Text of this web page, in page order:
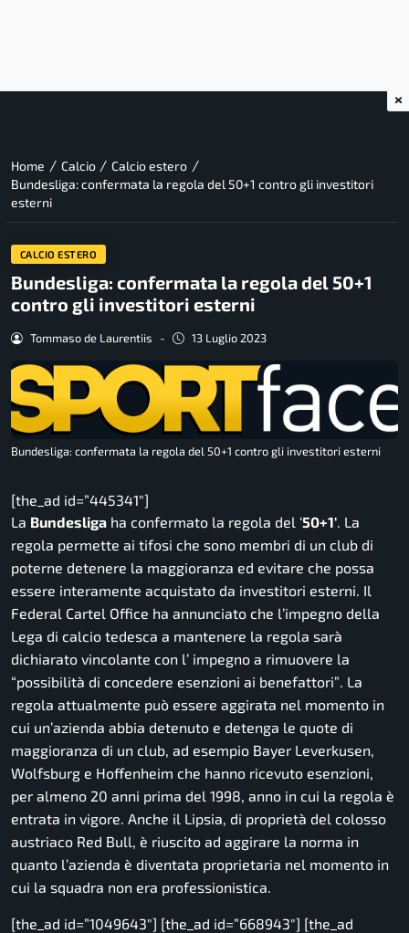
Home / Calcio / Calcio estero /
Bundesliga: confermata la regola del 50+1 contro gli investitori
esterni
CALCIO ESTERO
Bundesliga: confermata la regola del 50+1
contro gli investitori esterni
Tommaso de Laurentiis - 13 Luglio 2023
Bundesliga: confermata la regola del 50+1 contro gli investitori esterni
[the_ad id=”445341″]
La Bundesliga ha confermato la regola del ‘50+1′ . La
regola permette ai tifosi che sono membri di un club di
poterne detenere la maggioranza ed evitare che possa
essere interamente acquistato da investitori esterni. Il
Federal Cartel Office ha annunciato che l’impegno della
Lega di calcio tedesca a mantenere la regola sarà
dichiarato vincolante con l’ impegno a rimuovere la
“possibilità di concedere esenzioni ai benefattori” . La
regola attualmente può essere aggirata nel momento in
cui un’azienda abbia detenuto e detenga le quote di
maggioranza di un club, ad esempio Bayer Leverkusen,
Wolfsburg e Hoffenheim che hanno ricevuto esenzioni,
per almeno 20 anni prima del 1998, anno in cui la regola è
entrata in vigore. Anche il Lipsia, di proprietà del colosso
austriaco Red Bull, è riuscito ad aggirare la norma in
quanto l’azienda è diventata proprietaria nel momento in
cui la squadra non era professionistica.
[the_ad id=”1049643″] [the_ad id=”668943″] [the_ad
×